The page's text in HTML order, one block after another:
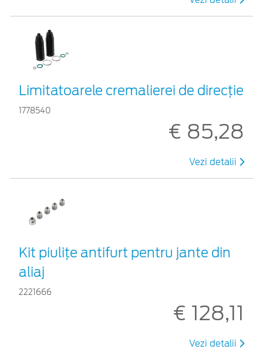
Limitatoarele cremalierei de direcţie
1778540
€ 85,28
Vezi detalii
Kit piuliţe antifurt pentru jante din
aliaj
2221666
€ 128,11
Vezi detalii